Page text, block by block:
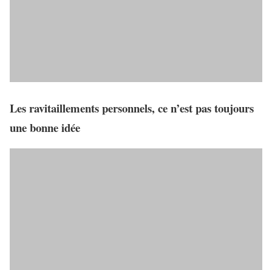
Les ravitaillements personnels, ce n’est pas toujours
une bonne idée